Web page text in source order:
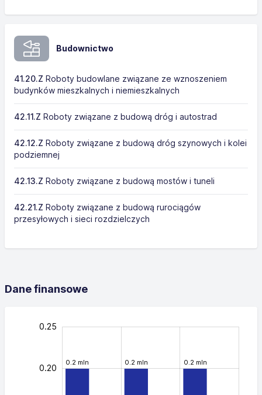
Budownictwo
41.20.Z Roboty budowlane związane ze wznoszeniem
budynków mieszkalnych i niemieszkalnych
42.11.Z Roboty związane z budową dróg i autostrad
42.12.Z Roboty związane z budową dróg szynowych i kolei
podziemnej
42.13.Z Roboty związane z budową mostów i tuneli
42.21.Z Roboty związane z budową rurociągów
przesyłowych i sieci rozdzielczych
Dane finansowe
0.2 mln 0.2 mln 0.2 mln
0.25
0.20